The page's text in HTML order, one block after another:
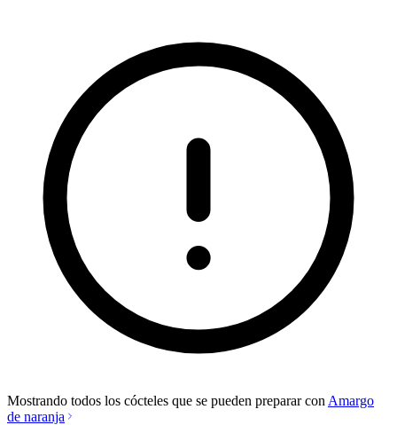
Mostrando todos los cócteles que se pueden preparar con Amargo
de naranja